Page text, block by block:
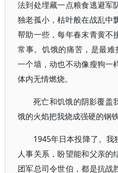
法到处埋藏一点粮食逃避军
独老孤小，枯叶般在战乱中
帮助一些，每年春末青黄不
常事。饥饿的痛苦，是最
一个墙，动也不动像瘦狗一
体内无情燃烧。
死亡和饥饿的阴影覆盖
饿的火焰把我烧成强硬的钢铁
1945年日本投降了。我
人事关系，盼望能和父亲的
团军总司令世伯，都是抗战